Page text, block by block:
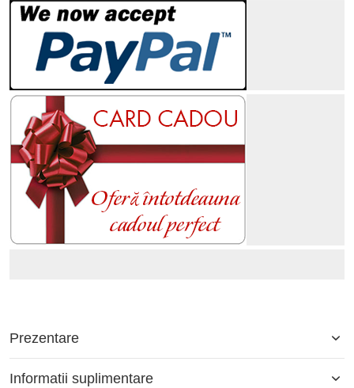
Prezentare
Informatii suplimentare